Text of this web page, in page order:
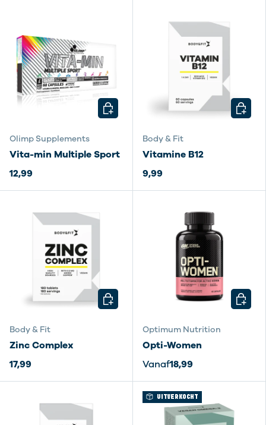
Olimp Supplements
Vita-min Multiple Sport
12,99
KIES MOGELIJKHEDEN
Body & Fit
Vitamine B12
9,99
KIES
Body & Fit
Zinc Complex
17,99
KIES MOGELIJKHEDEN
Optimum Nutrition
Opti-Women
Vanaf18,99
KIES
UITVERKOCHT